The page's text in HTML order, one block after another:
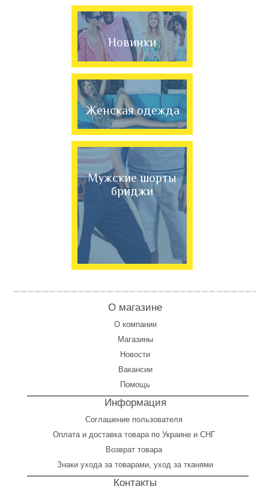
Новинки
Женская одежда
Мужские шорты
бриджи
О магазине
О компании
Магазины
Новости
Вакансии
Помощь
Информация
Соглашение пользователя
Оплата и доставка товара по Украине и СНГ
Возврат товара
Знаки ухода за товарами, уход за тканями
Контакты